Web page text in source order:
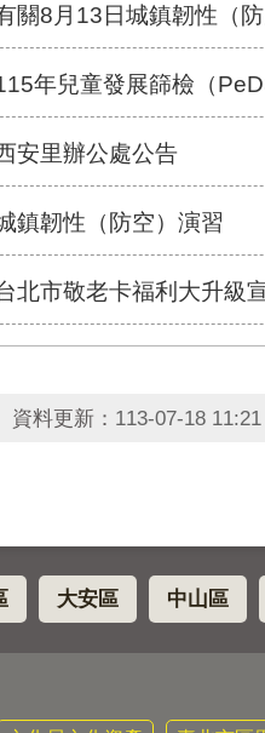
關8月13日城鎮韌性（
年兒童發展篩檢（
安里辦公處公告
鎮韌性（防空）演習
北市敬老卡福利大升級
資料更新： 113-07-18 11:21
大安區 中山區